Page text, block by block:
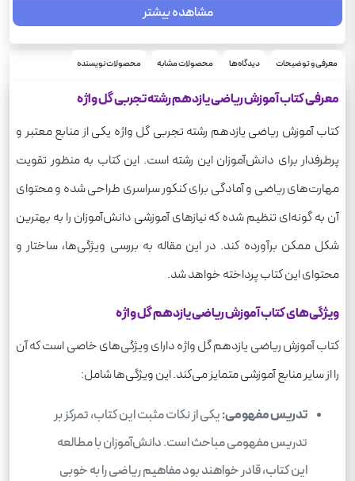
مشاهده بیشتر
معرفی و توضیحات دیدگاه‌ها محصولات مشابه محصولات نویسنده
معرفی کتاب آموزش ریاضی یازدهم رشته تجربی گل واژه
کتاب آموزش ریاضی یازدهم رشته تجربی گل واژه یکی از منابع معتبر و
پرطرفدار برای دانش‌آموزان این رشته است. این کتاب به منظور تقویت
مهارت‌های ریاضی و آمادگی برای کنکور سراسری طراحی شده و محتوای
آن به گونه‌ای تنظیم شده که نیازهای آموزشی دانش‌آموزان را به بهترین
شکل ممکن برآورده کند. در این مقاله به بررسی ویژگی‌ها، ساختار و
محتوای این کتاب پرداخته خواهد شد.
ویژگی‌های کتاب آموزش ریاضی یازدهم گل واژه
کتاب آموزش ریاضی یازدهم گل واژه دارای ویژگی‌های خاصی است که آن
را از سایر منابع آموزشی متمایز می‌کند. این ویژگی‌ها شامل:
تدریس مفهومی:یکی از نکات مثبت این کتاب، تمرکز بر
تدریس مفهومی مباحث است. دانش‌آموزان با مطالعه
این کتاب، قادر خواهند بود مفاهیم ریاضی را به خوبی